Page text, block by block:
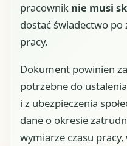
pracownik nie musi
dostać świadectwo
pracy.
Dokument powinien
potrzebne do
i z ubezpieczenia
dane o okresie
wymiarze czasu